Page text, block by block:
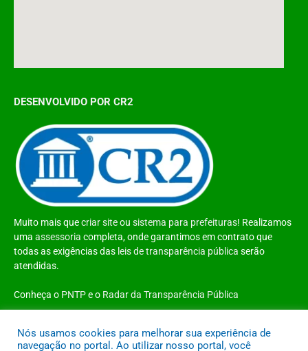
DESENVOLVIDO POR CR2
Muito mais quecriar siteou sistema para prefeituras! Realizamos
uma assessoria completa, onde garantimos em contrato que
todas as exigências das leis de transparência pública serão
atendidas.
Conheça o PNTPe o Radar da Transparência Pública
Nós usamos cookies para melhorar sua experiência de
navegação no portal. Ao utilizar nosso portal, você